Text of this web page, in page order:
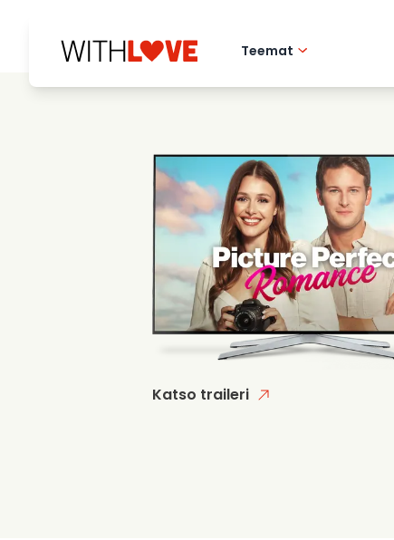
Teemat
Mysteerit
Katso traileri